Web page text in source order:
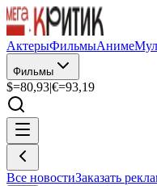
АктерыФильмыАниме
Фильмы
$=80,93|€=93,19
Все новостиЗаказать